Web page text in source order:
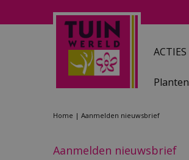
Home Aanmelden nieuwsbrief
ACTIES
Planten
Aanmelden nieuwsbrief